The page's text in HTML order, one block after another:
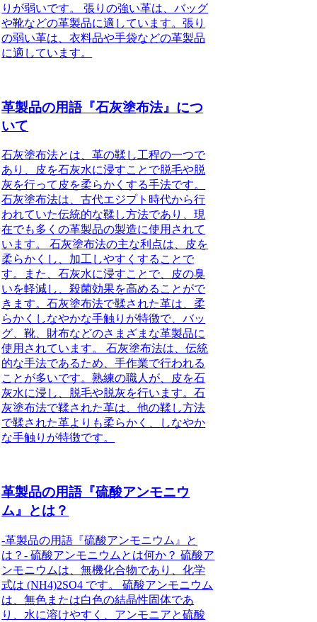
りが弱いです。 張りの強い革は、バッグ
や靴などの革製品に適しています。張り
の弱い革は、衣料品や手袋などの革製品
に適しています。
革製品の用語『石灰塗布法』につ
いて
石灰塗布法とは、革の鞣し工程の一つで
あり、皮を石灰水に浸すことで脱毛や脱
灰を行って皮を柔らかくする手法です。
石灰塗布法は、古代エジプト時代から行
われていた伝統的な鞣し方法であり、現
在でも多くの革製品の製造に使用されて
います。 石灰塗布法の主な利点は、皮を
柔らかくし、加工しやすくすることで
す。また、石灰水に浸すことで、皮の臭
いを軽減し、殺菌効果を高めることがで
きます。石灰塗布法で鞣された革は、柔
らかくしなやかな手触りが特徴で、バッ
グ、靴、財布などのさまざまな革製品に
使用されています。 石灰塗布法は、伝統
的な手法であるため、手作業で行われる
ことが多いです。熟練の職人が、皮を石
灰水に浸し、脱毛や脱灰を行います。石
灰塗布法で鞣された革は、他の鞣し方法
で鞣された革よりも柔らかく、しなやか
な手触りが特徴です。
革製品の用語『硫酸アンモニウ
ム』とは？
-革製品の用語『硫酸アンモニウム』と
は？- 硫酸アンモニウムとは何か？ 硫酸ア
ンモニウムは、無機化合物であり、化学
式は (NH4)2SO4 です。 硫酸アンモニウム
は、無色または白色の結晶性固体であ
り、水に溶けやすく、アンモニアと硫酸